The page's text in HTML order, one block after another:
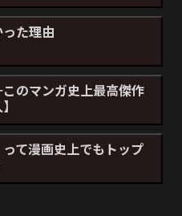
た理由
のマンガ史上最高傑作
て漫画史上でもトップ